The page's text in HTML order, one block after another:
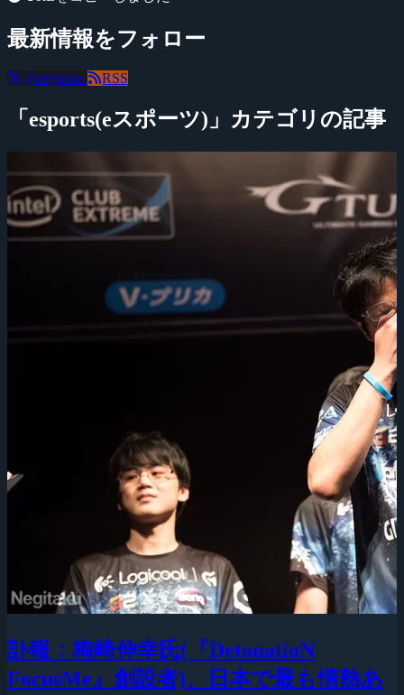
最新情報をフォロー
@negitaku RSS
「esports(eスポーツ)」カテゴリの記事
訃報：梅崎伸幸氏(『DetonatioN
FocusMe』創設者)、日本で最も情熱あ